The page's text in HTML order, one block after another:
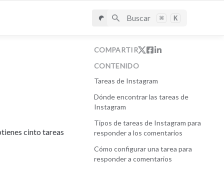
Buscar ⌘ K
cinto tareas
COMPARTIR
CONTENIDO
Tareas de Instagram
Dónde encontrar las tareas de
Instagram
Tipos de tareas de Instagram para
responder a los comentarios
Cómo configurar una tarea para
responder a comentarios